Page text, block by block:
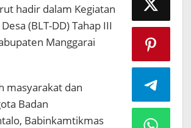
hadir dalam Kegiatan
(BLT-DD) Tahap III
Manggarai
masyarakat dan
Badan
Babinkamtikmas